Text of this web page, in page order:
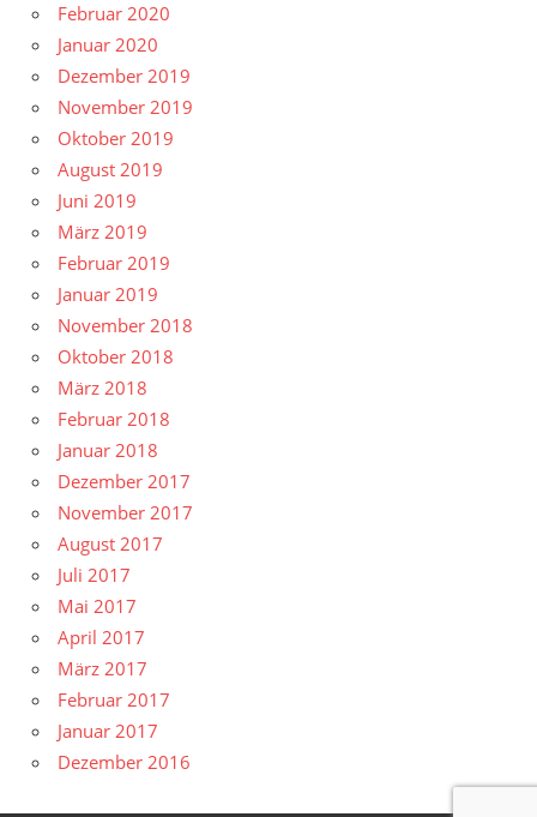
Februar 2020
Januar 2020
Dezember 2019
November 2019
Oktober 2019
August 2019
Juni 2019
März 2019
Februar 2019
Januar 2019
November 2018
Oktober 2018
März 2018
Februar 2018
Januar 2018
Dezember 2017
November 2017
August 2017
Juli 2017
Mai 2017
April 2017
März 2017
Februar 2017
Januar 2017
Dezember 2016